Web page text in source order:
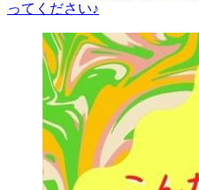
ってください♪